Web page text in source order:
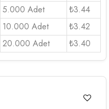
5.000 Adet
₺3.44
10.000 Adet
₺3.42
20.000 Adet
₺3.40